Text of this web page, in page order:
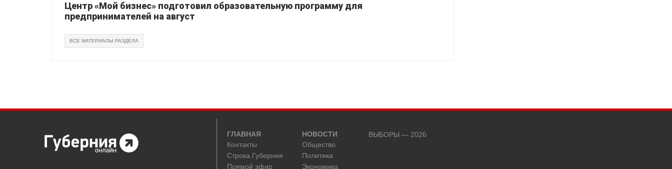
Центр «Мой бизнес» подготовил образовательную программу для
предпринимателей на август
ВСЕ МАТЕРИАЛЫ РАЗДЕЛА
ГЛАВНАЯ
Контакты
Строка.Губерния
Прямой эфир
НОВОСТИ
Общество
Политика
Экономика
ВЫБОРЫ — 2026